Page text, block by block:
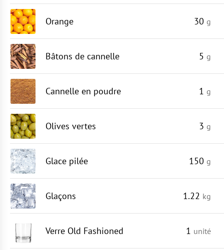
Orange 30 g
Bâtons de cannelle 5 g
Cannelle en poudre 1 g
Olives vertes 3 g
Glace pilée 150 g
Glaçons 1.22 kg
Verre Old Fashioned 1 unité